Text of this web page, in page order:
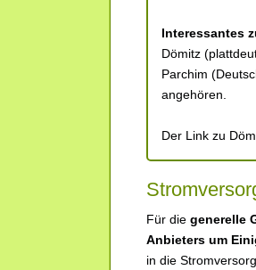
Interessantes
Dömitz
Parchim
angehören.
Der Link zu
Für die generelle
Anbieters um
in die